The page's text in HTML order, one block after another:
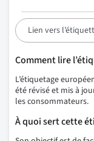
Lien vers
Comment lire
L’étiquetage
été révisé et mis à
les consommateurs.
À quoi sert cette